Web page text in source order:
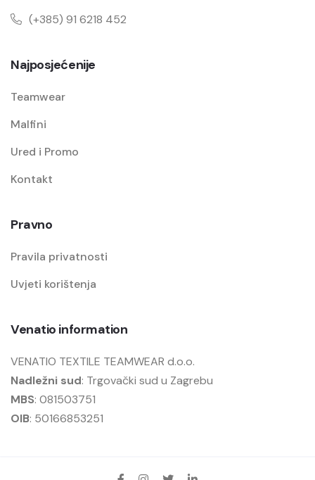
(+385) 91 6218 452
Najposjećenije
Teamwear
Malfini
Ured i Promo
Kontakt
Pravno
Pravila privatnosti
Uvjeti korištenja
Venatio information
VENATIO TEXTILE TEAMWEAR d.o.o.
Nadležni sud: Trgovački sud u Zagrebu
MBS: 081503751
OIB: 50166853251